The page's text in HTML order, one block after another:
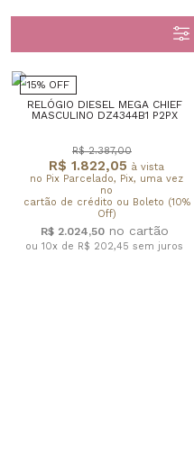
15% OFF
RELÓGIO DIESEL MEGA CHIEF
MASCULINO DZ4344B1 P2PX
R$ 1.822,05 à vista
no Pix Parcelado, Pix, uma vez
no
cartão de crédito ou Boleto (10%
Off)
R$ 2.387,00
R$ 2.024,50
ou 10x de R$ 202,45 sem juros